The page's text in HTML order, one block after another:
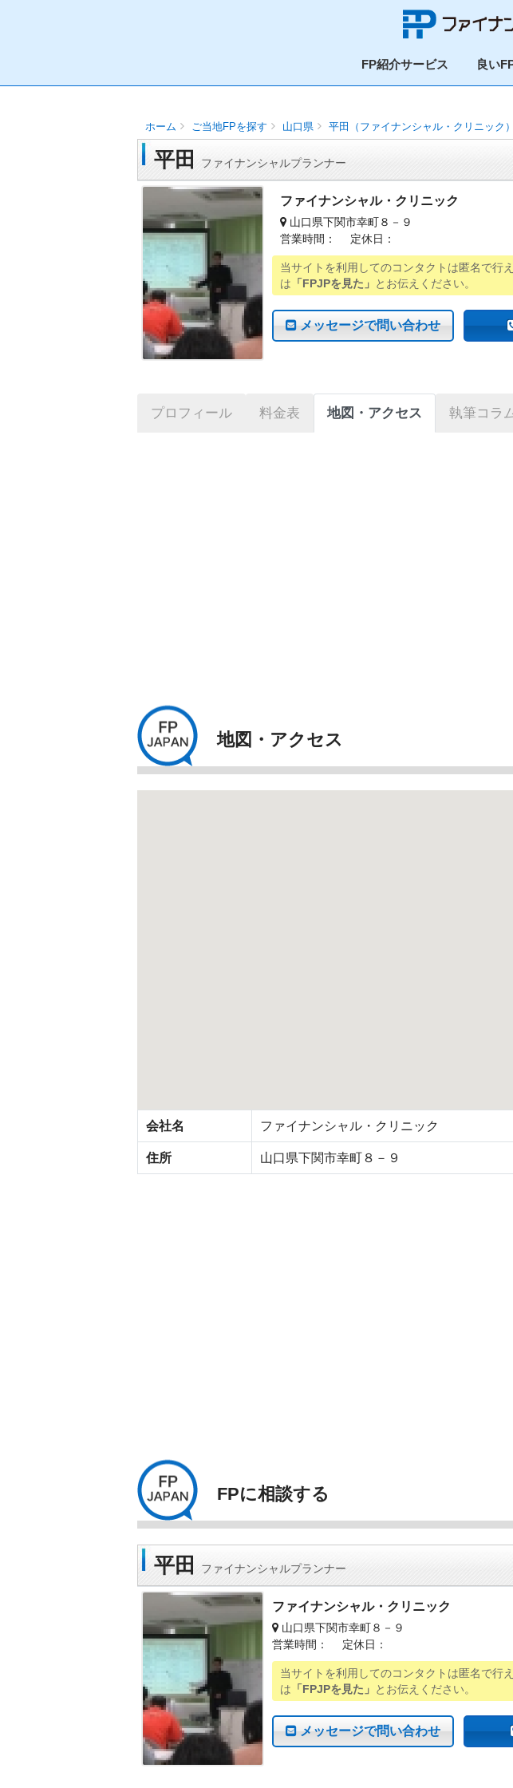
FP紹介サービス 良い
ホーム ご当地FPを探す 山口県 平田（ファイナンシャル・クリニック）
平田 ファイナンシャルプランナー
ファイナンシャル・クリニック
山口県下関市幸町８－９
営業時間： 定休日：
当サイトを利用してのコンタクトは匿名で行
は 「FPJPを見た」 とお伝えください。
メッセージで問い合わせ
プロフィール 料金表 地図・アクセス 執筆コラ
地図・アクセス
会社名 ファイナンシャル・クリニック
住所 山口県下関市幸町８－９
FPに相談する
平田 ファイナンシャルプランナー
ファイナンシャル・クリニック
山口県下関市幸町８－９
営業時間： 定休日：
当サイトを利用してのコンタクトは匿名で行
は 「FPJPを見た」 とお伝えください。
メッセージで問い合わせ